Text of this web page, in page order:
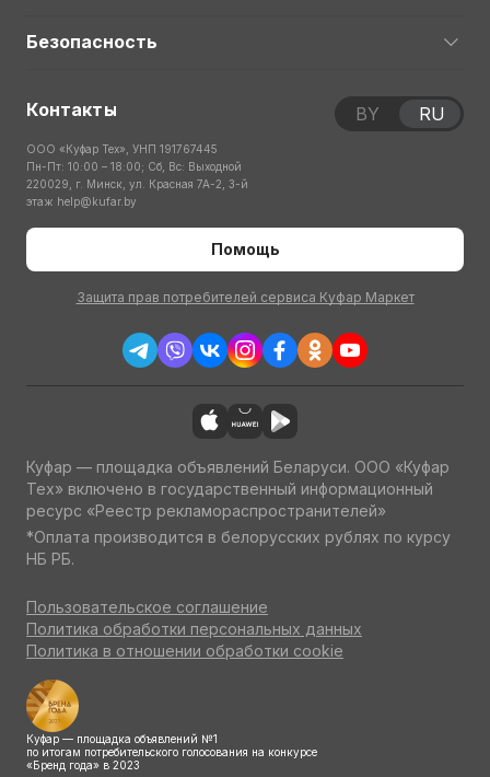
Безопасность
Контакты
ООО «Куфар Тех», УНП 191767445
Пн-Пт: 10:00 – 18:00; Сб, Вс: Выходной
220029, г. Минск, ул. Красная 7А-2, 3-й
этаж help@kufar.by
Помощь
Защита прав потребителей сервиса Куфар Маркет
BY RU
Куфар — площадка объявлений Беларуси. ООО «Куфар
Тех» включено в государственный информационный
ресурс «Реестр рекламораспространителей»
*Оплата производится в белорусских рублях по курсу
НБ РБ.
Пользовательское соглашение
Политика обработки персональных данных
Политика в отношении обработки cookie
Куфар — площадка объявлений №1
по итогам потребительского голосования на конкурсе
«Бренд года» в 2023